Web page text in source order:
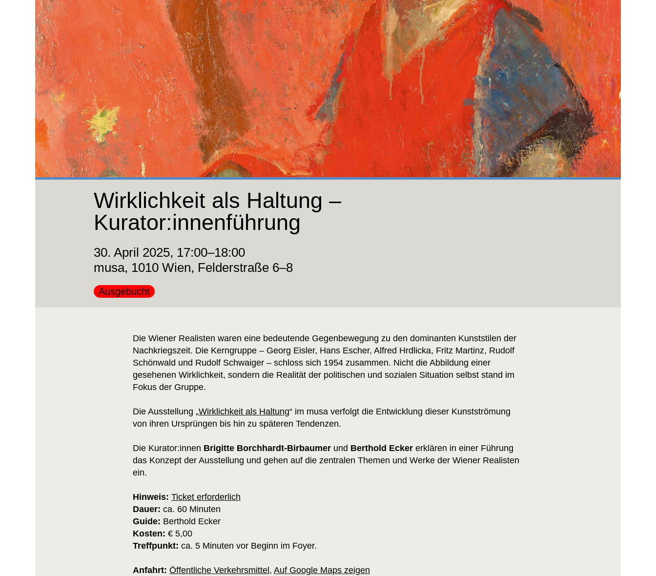
Wirklichkeit als Haltung –
Kurator:innenführung
30. April 2025, 17:00–18:00
musa, 1010 Wien, Felderstraße 6–8
Kategorie:
Ausgebucht
Die Wiener Realisten waren eine bedeutende Gegenbewegung zu den dominanten Kunststilen der
Nachkriegszeit. Die Kerngruppe – Georg Eisler, Hans Escher, Alfred Hrdlicka, Fritz Martinz, Rudolf
Schönwald und Rudolf Schwaiger – schloss sich 1954 zusammen. Nicht die Abbildung einer
gesehenen Wirklichkeit, sondern die Realität der politischen und sozialen Situation selbst stand im
Fokus der Gruppe.
Die Ausstellung „Wirklichkeit als Haltung“ im musa verfolgt die Entwicklung dieser Kunstströmung
von ihren Ursprüngen bis hin zu späteren Tendenzen.
Die Kurator:innen Brigitte Borchhardt-Birbaumer und Berthold Ecker erklären in einer Führung
das Konzept der Ausstellung und gehen auf die zentralen Themen und Werke der Wiener Realisten
ein.
Hinweis: Ticket erforderlich
Dauer: ca. 60 Minuten
Guide: Berthold Ecker
Kosten: € 5,00
Treffpunkt: ca. 5 Minuten vor Beginn im Foyer.
Anfahrt: Öffentliche Verkehrsmittel , Auf Google Maps zeigen